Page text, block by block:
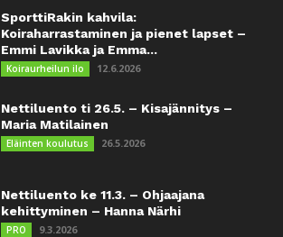
SporttiRakin kahvila:
Koiraharrastaminen ja pienet lapset –
Emmi Lavikka ja Emma...
Koiraurheilun ilo 12.6.2026
Nettiluento ti 26.5. – Kisajännitys –
Maria Matilainen
Eläinten koulutus 26.5.2026
Nettiluento ke 11.3. – Ohjaajana
kehittyminen – Hanna Närhi
PRO 9.3.2026